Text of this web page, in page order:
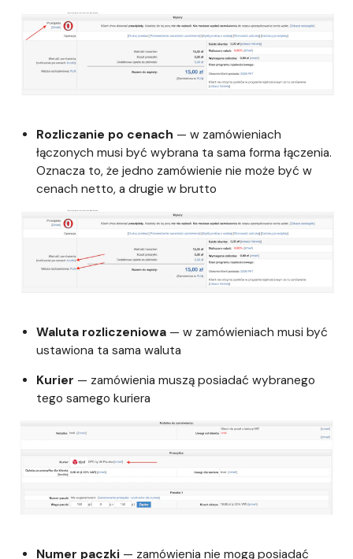
Rozliczanie po cenach — w zamówieniach
łączonych musi być wybrana ta sama forma łączenia.
Oznacza to, że jedno zamówienie nie może być w
cenach netto, a drugie w brutto
Waluta rozliczeniowa— w zamówieniach musi być
ustawiona ta sama waluta
Kurier — zamówienia muszą posiadać wybranego
tego samego kuriera
Numer paczki — zamówienia nie mogą posiadać